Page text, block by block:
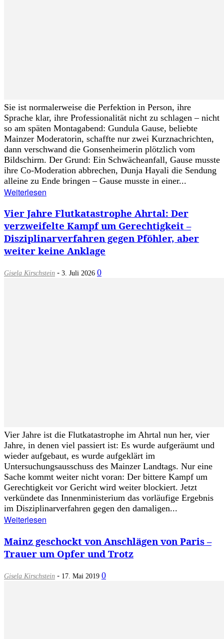
Sie ist normalerweise die Perfektion in Person, ihre
Sprache klar, ihre Professionalität nicht zu schlagen – nicht
so am späten Montagabend: Gundula Gause, beliebte
Mainzer Moderatorin, schaffte nur zwei Kurznachrichten,
dann verschwand die Gonsenheimerin plötzlich vom
Bildschirm. Der Grund: Ein Schwächeanfall, Gause musste
ihre Co-Moderation abbrechen, Dunja Hayali die Sendung
alleine zu Ende bringen – Gause musste in einer...
Weiterlesen
Vier Jahre Flutkatastrophe Ahrtal: Der
verzweifelte Kampf um Gerechtigkeit –
Disziplinarverfahren gegen Pföhler, aber
weiter keine Anklage
Gisela Kirschstein - 3. Juli 2026 0
Vier Jahre ist die Flutkatastrophe im Ahrtal nun her, vier
Jahre, in denen viel passiert ist: Es wurde aufgeräumt und
wieder aufgebaut, es wurde aufgeklärt im
Untersuchungsausschuss des Mainzer Landtags. Nur eine
Sache kommt weiter nicht voran: Der bittere Kampf um
Gerechtigkeit vor Gericht wird weiter blockiert. Jetzt
verkündete das Innenministerium das vorläufige Ergebnis
im Disziplinarverfahren gegen den damaligen...
Weiterlesen
Mainz geschockt von Anschlägen von Paris –
Trauer um Opfer und Trotz
Gisela Kirschstein - 17. Mai 2019 0